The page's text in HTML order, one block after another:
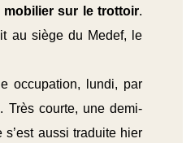
mobilier sur le trottoir.
au siège du Medef, le
occupation, lundi, par
Très courte, une demi-
aussi traduite hier